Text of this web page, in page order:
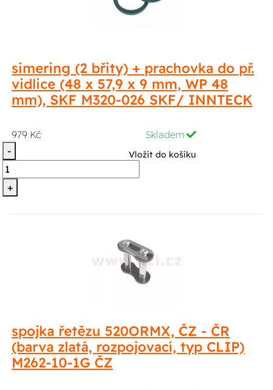
simering (2 břity) + prachovka do př.
vidlice (48 x 57,9 x 9 mm, WP 48
mm), SKF M320-026 SKF/ INNTECK
979 Kč
Skladem
-
+
Vložit do košíku
spojka řetězu 520ORMX, ČZ - ČR
(barva zlatá, rozpojovací, typ CLIP)
M262-10-1G ČZ